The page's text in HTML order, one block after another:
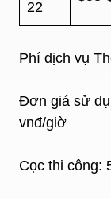
22
Phí dịch vụ
Đơn giá sử
vnđ/giờ
Cọc thi công: